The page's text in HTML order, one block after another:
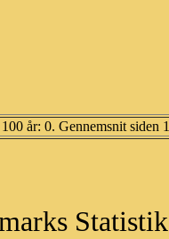
år: 0. Gennemsnit siden
Statistik